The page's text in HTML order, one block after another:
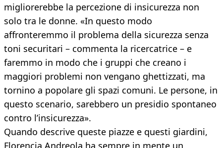
migliorerebbe la percezione di insicurezza non
solo tra le donne. «In questo modo
affronteremmo il problema della sicurezza senza
toni securitari – commenta la ricercatrice – e
faremmo in modo che i gruppi che creano i
maggiori problemi non vengano ghettizzati, ma
tornino a popolare gli spazi comuni. Le persone, in
questo scenario, sarebbero un presidio spontaneo
contro l’insicurezza».
Quando descrive queste piazze e questi giardini,
Florencia Andreola ha sempre in mente un